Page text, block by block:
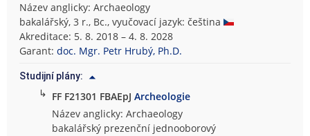
Název anglicky: Archaeology
bakalářský, 3 r., Bc., vyučovací jazyk: čeština
Akreditace: 5. 8. 2018 – 4. 8. 2028
Garant:doc. Mgr. Petr Hrubý, Ph.D.
Studijní plány:
↳ FF F21301 FBAEpJArcheologie
Název anglicky: Archaeology
bakalářský prezenční jednooborový